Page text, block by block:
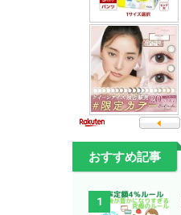
おすすめ記事
1